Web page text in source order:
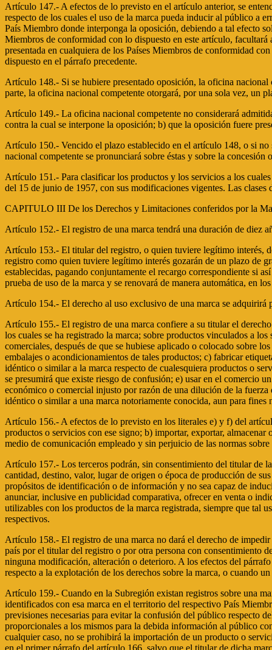
Artículo 147.- A efectos de lo previsto en el artículo anterior, se
respecto de los cuales el uso de la marca pueda inducir al público a
País Miembro donde interponga la oposición, debiendo a tal efecto
Miembros de conformidad con lo dispuesto en este artículo,
presentada en cualquiera de los Países Miembros de conformidad
dispuesto en el párrafo precedente.
Artículo 148.- Si se hubiere presentado oposición, la oficina
parte, la oficina nacional competente otorgará, por una sola vez, un
Artículo 149.- La oficina nacional competente no considerará
contra la cual se interpone la oposición; b) que la oposición fuere
Artículo 150.- Vencido el plazo establecido en el artículo 148, o si no
nacional competente se pronunciará sobre éstas y sobre la
Artículo 151.- Para clasificar los productos y los servicios a los
del 15 de junio de 1957, con sus modificaciones vigentes. Las
CAPITULO III De los Derechos y Limitaciones conferidos por la
Artículo 152.- El registro de una marca tendrá una duración de diez
Artículo 153.- El titular del registro, o quien tuviere legítimo interés,
registro como quien tuviere legítimo interés gozarán de un plazo de
establecidas, pagando conjuntamente el recargo correspondiente si
prueba de uso de la marca y se renovará de manera automática, en
Artículo 154.- El derecho al uso exclusivo de una marca se
Artículo 155.- El registro de una marca confiere a su titular el
los cuales se ha registrado la marca; sobre productos vinculados a
comerciales, después de que se hubiese aplicado o colocado sobre
embalajes o acondicionamientos de tales productos; c) fabricar
idéntico o similar a la marca respecto de cualesquiera productos o
se presumirá que existe riesgo de confusión; e) usar en el comercio
económico o comercial injusto por razón de una dilución de la
idéntico o similar a una marca notoriamente conocida, aun para
Artículo 156.- A efectos de lo previsto en los literales e) y f) del
productos o servicios con ese signo; b) importar, exportar,
medio de comunicación empleado y sin perjuicio de las normas
Artículo 157.- Los terceros podrán, sin consentimiento del titular de
cantidad, destino, valor, lugar de origen o época de producción de
propósitos de identificación o de información y no sea capaz de
anunciar, inclusive en publicidad comparativa, ofrecer en venta o
utilizables con los productos de la marca registrada, siempre que tal
respectivos.
Artículo 158.- El registro de una marca no dará el derecho de
país por el titular del registro o por otra persona con consentimiento
ninguna modificación, alteración o deterioro. A los efectos del
respecto a la explotación de los derechos sobre la marca, o cuando
Artículo 159.- Cuando en la Subregión existan registros sobre una
identificados con esa marca en el territorio del respectivo País
previsiones necesarias para evitar la confusión del público respecto
proporcionales a los mismos para la debida información al público
cualquier caso, no se prohibirá la importación de un producto o
en el primer párrafo del artículo 166, salvo que el titular de dicha